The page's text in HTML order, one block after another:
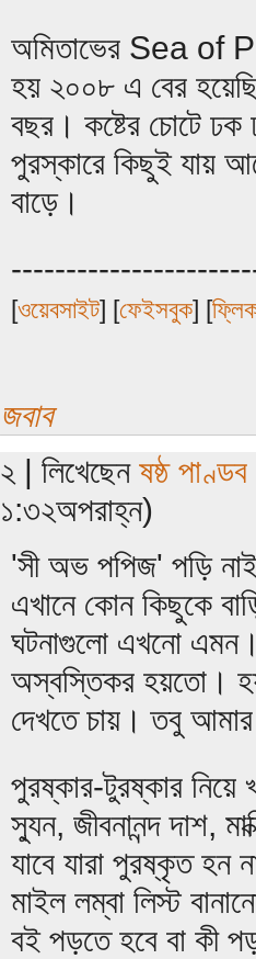
অমিতাভের Sea of
হয় ২০০৮ এ বের
বছর। কষ্টের চোটে
পুরস্কারে কিছুই যায়
বাড়ে।
[ওয়েবসাইট] [ফেইসবুক] [
জবাব
২ | লিখেছেন ষষ্ঠ পাণ্ডব
১:৩২অপরাহ্ন)
'সী অভ পপিজ' পড়ি
এখানে কোন কিছুকে
ঘটনাগুলো এখনো এমন।
অস্বস্তিকর হয়তো।
দেখতে চায়। তবু
পুরষ্কার-টুরষ্কার নিয়ে
স্যুন, জীবনানন্দ দাশ,
যাবে যারা পুরষ্কৃত
মাইল লম্বা লিস্ট
বই পড়তে হবে বা কী